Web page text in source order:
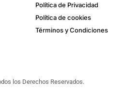
Política de Privacidad
Política de cookies
Términos y Condiciones
los Derechos Reservados.